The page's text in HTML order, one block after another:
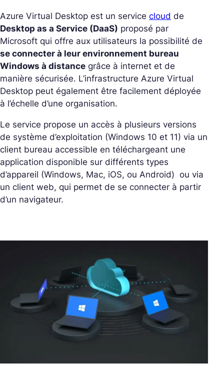
Azure Virtual Desktop est un service cloud de
Desktop as a Service (DaaS) proposé par
Microsoft qui offre aux utilisateurs la possibilité de
se connecter à leur environnement bureau
Windows à distance grâce à internet et de
manière sécurisée. L’infrastructure Azure Virtual
Desktop peut également être facilement déployée
à l’échelle d’une organisation.
Le service propose un accès à plusieurs versions
de système d’exploitation (Windows 10 et 11) via un
client bureau accessible en téléchargeant une
application disponible sur différents types
d’appareil (Windows, Mac, iOS, ou Android) ou via
un client web, qui permet de se connecter à partir
d’un navigateur.